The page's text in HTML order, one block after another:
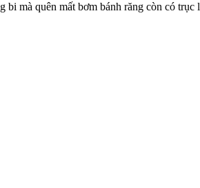
mà quên mất bơm bánh răng còn có